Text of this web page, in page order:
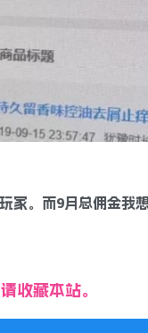
家。而9月总佣金我
收藏本站。